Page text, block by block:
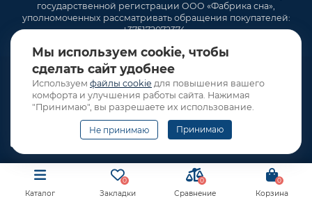
Мы используем cookie, чтобы
сделать сайт удобнее
Используем файлы cookie для повышения вашего
комфорта и улучшения работы сайта. Нажимая
"Принимаю", вы разрешаете их использование.
Не принимаю Принимаю
государственной регистрации ООО «Фабрика сна»,
уполномоченных рассматривать обращения покупателей:
+375172072374 .
Каталог
0
Закладки
0
Сравнение
0
Корзина